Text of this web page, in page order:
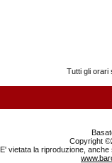
Tutti gli orari
Copyright
E' vietata la riproduzione,